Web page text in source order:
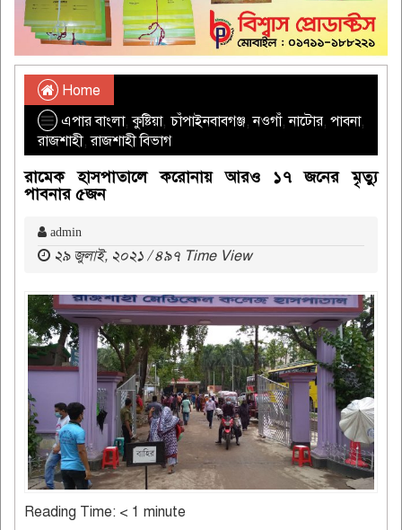
Home
এপার বাংলা,কুষ্টিয়া,চাঁপাইনবাবগঞ্জ,নওগাঁ,নাটোর,পাবনা,
রাজশাহী,রাজশাহী বিভাগ
রামেক হাসপাতালে করোনায় আরও ১৭ জনের মৃত্যু
পাবনার ৫জন
admin
২৯ জুলাই, ২০২১ / ৪৯৭ Time View
Reading Time: < 1 minute